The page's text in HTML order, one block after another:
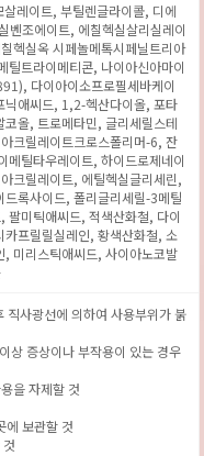
레이트, 부틸렌글라이콜, 디에
벤조에이트, 에칠헥실살리실레이
헥실옥 시페놀메톡시페닐트리아
트라이메티콘, 나이아신아마이
다이아이소프로필세바케이
닉애씨드, 1,2-헥산다이올, 포타
올, 트로메타민, 글리세릴스테
크릴레이트크로스폴리머-6, 잔
메틸타우레이트, 하이드로제네이
크릴레이트, 에틸헥실글리세린,
록사이드, 폴리글리세릴-3메틸
팔미틱애씨드, 적색산화철, 다이
프릴릴실레인, 황색산화철, 소
미리스틱애씨드, 사이아노코발
직사광선에 의하여 사용부위가 붉
상 증상이나 부작용이 있는 경우
을 자제할 것
에 보관할 것